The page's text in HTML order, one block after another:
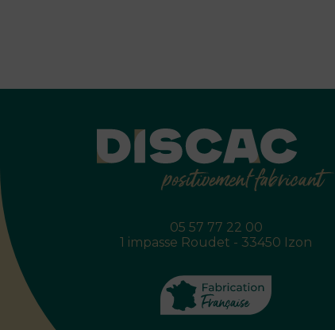
05 57 77 22 00
1 impasse Roudet - 33450 Izon